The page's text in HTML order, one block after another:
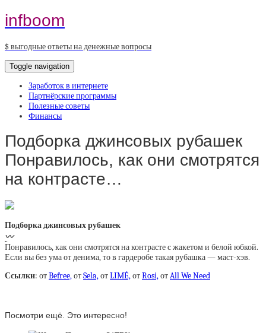
infboom
$ выгодные ответы на денежные вопросы
Toggle navigation
Заработок в интернете
Партнёрские программы
Полезные советы
Финансы
Подборка джинсовых рубашек
Понравилось, как они смотрятся
на контрасте…
Подборка джинсовых рубашек
〰️
Понравилось, как они смотрятся на контрасте с жакетом и белой юбкой.
Если вы без ума от денима, то в гардеробе такая рубашка — маст-хэв.
Ссылки: отBefree,отSela,отLIMÉ,отRosi,отAll We Need
Посмотри ещё. Это интересно!